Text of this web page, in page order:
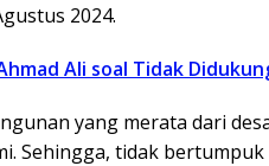
2024.
Ali soal Tidak
yang merata dari
Sehingga, tidak